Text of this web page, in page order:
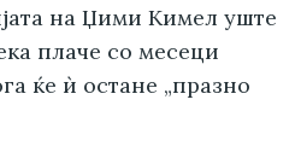
на Џими Кимел уште
плаче со месеци
ќе ѝ остане „празно